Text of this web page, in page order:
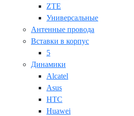
ZTE
Универсальные
Антенные провода
Вставки в корпус
5
Динамики
Alcatel
Asus
HTC
Huawei